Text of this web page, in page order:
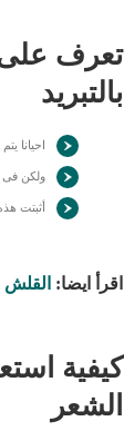
تعرف على
بالتبريد
احيانا
ولكن فى
أثبتت
اقرأ ايضا:
كيفية
الشعر